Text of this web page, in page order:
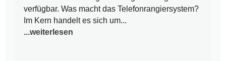
verfügbar. Was macht das Telefonrangiersystem?
Im Kern handelt es sich um...
...weiterlesen